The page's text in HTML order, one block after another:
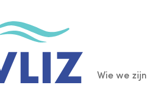
Main
Wie we zijn